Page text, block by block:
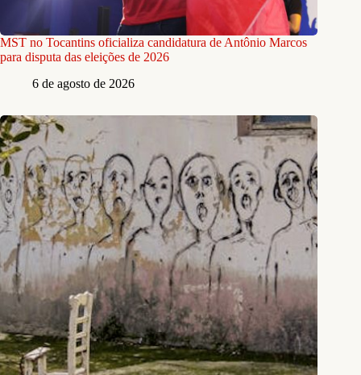
MST no Tocantins oficializa candidatura de Antônio Marcos
para disputa das eleições de 2026
6 de agosto de 2026